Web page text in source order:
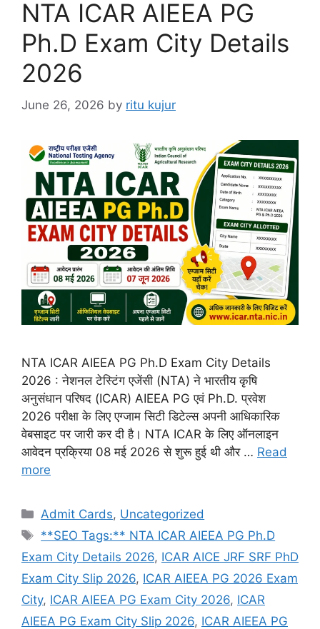
NTA ICAR AIEEA PG
Ph.D Exam City Details
2026
June 26, 2026 by ritu kujur
NTA ICAR AIEEA PG Ph.D Exam City Details
2026 : नेशनल टेस्टिंग एजेंसी (NTA) ने भारतीय कृषि
अनुसंधान परिषद (ICAR) AIEEA PG एवं Ph.D. प्रवेश
2026 परीक्षा के लिए एग्जाम सिटी डिटेल्स अपनी आधिकारिक
वेबसाइट पर जारी कर दी है। NTA ICAR के लिए ऑनलाइन
आवेदन प्रक्रिया 08 मई 2026 से शुरू हुई थी और … Read
more
Admit Cards, Uncategorized
**SEO Tags:** NTA ICAR AIEEA PG Ph.D
Exam City Details 2026, ICAR AICE JRF SRF PhD
Exam City Slip 2026, ICAR AIEEA PG 2026 Exam
City, ICAR AIEEA PG Exam City 2026, ICAR
AIEEA PG Exam City Slip 2026, ICAR AIEEA PG